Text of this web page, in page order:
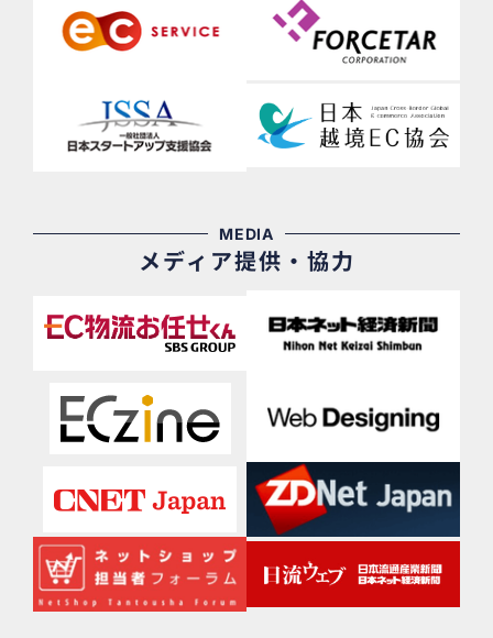
MEDIA
メディア提供・協力